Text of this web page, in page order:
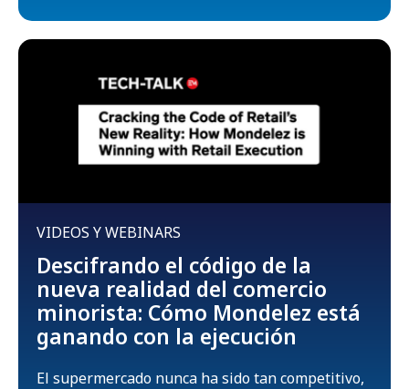
VIDEOS Y WEBINARS
Descifrando el código de la
nueva realidad del comercio
minorista: Cómo Mondelez está
ganando con la ejecución
El supermercado nunca ha sido tan competitivo,